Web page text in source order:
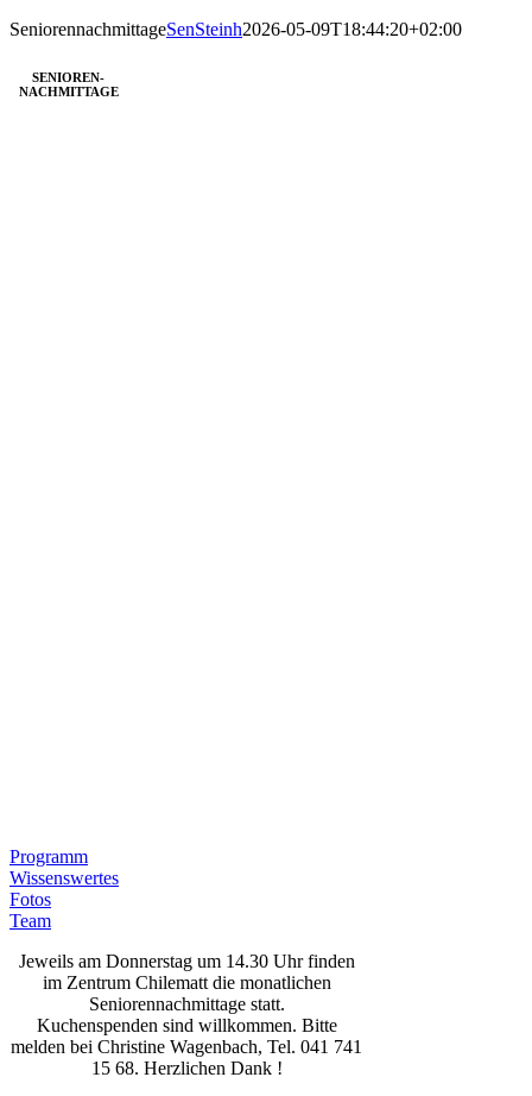
SeniorennachmittageSenSteinh2026-05-09T18:44:20+02:00
SENIOREN-
NACHMITTAGE
Programm
Wissenswertes
Fotos
Team
Jeweils am Donnerstag um 14.30 Uhr finden
im Zentrum Chilematt die monatlichen
Seniorennachmittage statt.
Kuchenspenden sind willkommen. Bitte
melden bei Christine Wagenbach, Tel. 041 741
15 68. Herzlichen Dank !